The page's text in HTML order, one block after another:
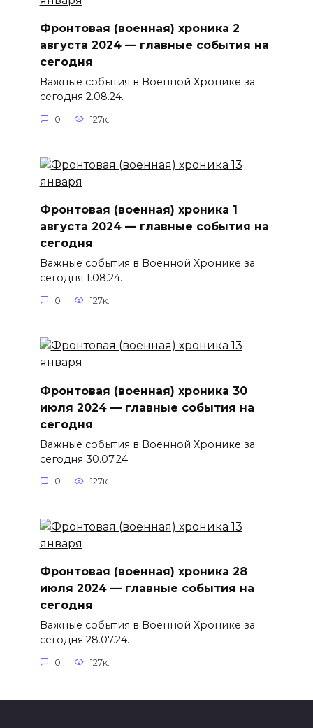
Фронтовая (военная) хроника 2
августа 2024 — главные события на
сегодня
Важные события в Военной Хронике за
сегодня 2.08.24.
0 127к.
Фронтовая (военная) хроника 1
августа 2024 — главные события на
сегодня
Важные события в Военной Хронике за
сегодня 1.08.24.
0 127к.
Фронтовая (военная) хроника 30
июля 2024 — главные события на
сегодня
Важные события в Военной Хронике за
сегодня 30.07.24.
0 127к.
Фронтовая (военная) хроника 28
июля 2024 — главные события на
сегодня
Важные события в Военной Хронике за
сегодня 28.07.24.
0 127к.